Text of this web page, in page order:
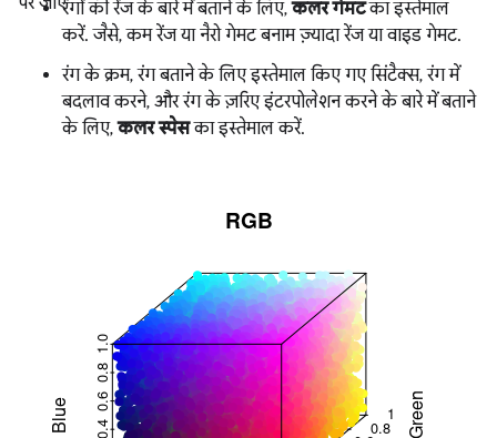
रंगों की रेंज के बारे में बताने के लिए,कलर गेमटका इस्तेमाल
करें. जैसे, कम रेंज या नैरो गेमट बनाम ज़्यादा रेंज या वाइड गेमट.
रंग के क्रम, रंग बताने के लिए इस्तेमाल किए गए सिंटैक्स, रंग में
बदलाव करने, और रंग के ज़रिए इंटरपोलेशन करने के बारे में बताने
के लिए,कलर स्पेसका इस्तेमाल करें.